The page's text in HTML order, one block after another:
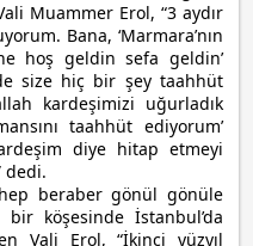
Muammer Erol, “3 aydır
Bana, ‘Marmara’nın
hoş geldin sefa geldin’
size hiç bir şey taahhüt
kardeşimizi uğurladık
taahhüt ediyorum’
diye hitap etmeyi
dedi.
hep beraber gönül gönüle
köşesinde İstanbul’da
Vali Erol, “İkinci yüzyıl